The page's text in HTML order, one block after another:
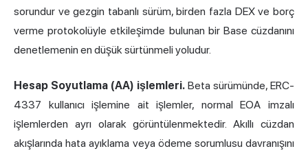
sorundur ve gezgin tabanlı sürüm, birden fazla DEX ve borç
verme protokolüyle etkileşimde bulunan bir Base cüzdanını
denetlemenin en düşük sürtünmeli yoludur.
Hesap Soyutlama (AA) işlemleri. Beta sürümünde, ERC-
4337 kullanıcı işlemine ait işlemler, normal EOA imzalı
işlemlerden ayrı olarak görüntülenmektedir. Akıllı cüzdan
akışlarında hata ayıklama veya ödeme sorumlusu davranışını